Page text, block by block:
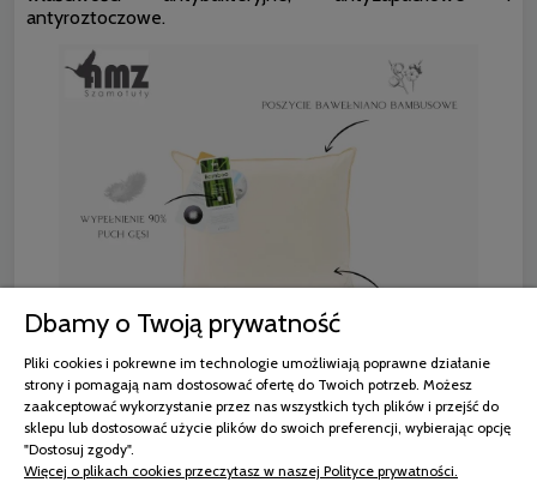
antyroztoczowe.
Włókna są bardziej chłonne od bawełny dlatego
zapewniona jest lepsza kontrola wilgotności,
a
odpowiednia cyrkulacja powietrza pozwala skórze
Dbamy o Twoją prywatność
Pliki cookies i pokrewne im technologie umożliwiają poprawne działanie
strony i pomagają nam dostosować ofertę do Twoich potrzeb. Możesz
zaakceptować wykorzystanie przez nas wszystkich tych plików i przejść do
sklepu lub dostosować użycie plików do swoich preferencji, wybierając opcję
"Dostosuj zgody".
Więcej o plikach cookies przeczytasz w naszej Polityce prywatności.